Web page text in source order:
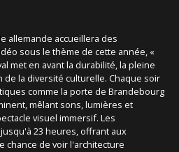
allemande accueillera des
sous le thème de cette année, «
met en avant la durabilité, la pleine
de la diversité culturelle. Chaque soir
comme la porte de Brandebourg
mêlant sons, lumières et
visuel immersif. Les
23 heures, offrant aux
chance de voir l'architecture